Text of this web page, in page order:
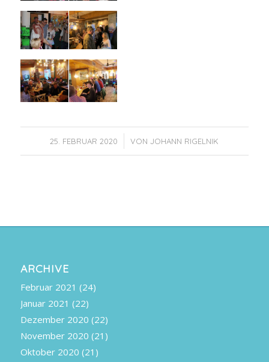
25. FEBRUAR 2020
/ VONJOHANN RIGELNIK
ARCHIVE
Februar 2021 (24)
Januar 2021 (22)
Dezember 2020 (22)
November 2020 (21)
Oktober 2020 (21)